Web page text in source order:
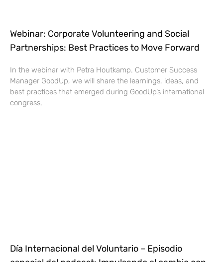
Webinar: Corporate Volunteering and Social
Partnerships: Best Practices to Move Forward
In the webinar with Petra Houtkamp. Customer Success
Manager GoodUp, we will share the learnings, ideas, and
best practices that emerged during GoodUp’s international
congress,
Día Internacional del Voluntario – Episodio